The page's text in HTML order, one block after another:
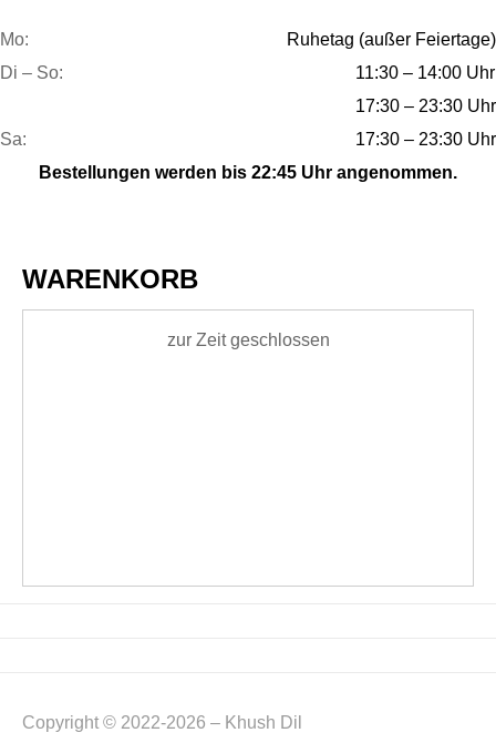
Mo:
Ruhetag (außer Feiertage)
Di – So:
11:30 – 14:00 Uhr
17:30 – 23:30 Uhr
Sa:
17:30 – 23:30 Uhr
Bestellungen werden bis 22:45 Uhr angenommen.
WARENKORB
zur Zeit geschlossen
Copyright © 2022-2026 – Khush Dil